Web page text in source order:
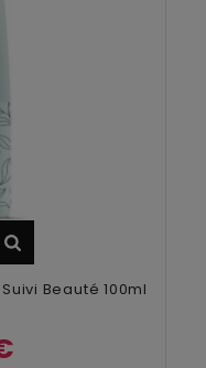
Beauté 100ml